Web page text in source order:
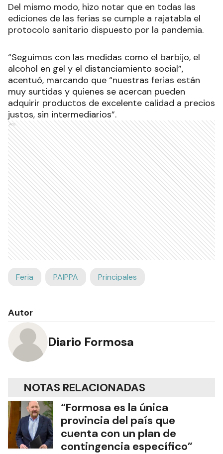
Del mismo modo, hizo notar que en todas las
ediciones de las ferias se cumple a rajatabla el
protocolo sanitario dispuesto por la pandemia.
“Seguimos con las medidas como el barbijo, el
alcohol en gel y el distanciamiento social”,
acentuó, marcando que “nuestras ferias están
muy surtidas y quienes se acercan pueden
adquirir productos de excelente calidad a precios
justos, sin intermediarios”.
Ads
Feria PAIPPA Principales
Autor
Diario Formosa
NOTAS RELACIONADAS
“Formosa es la única
provincia del país que
cuenta con un plan de
contingencia específico”